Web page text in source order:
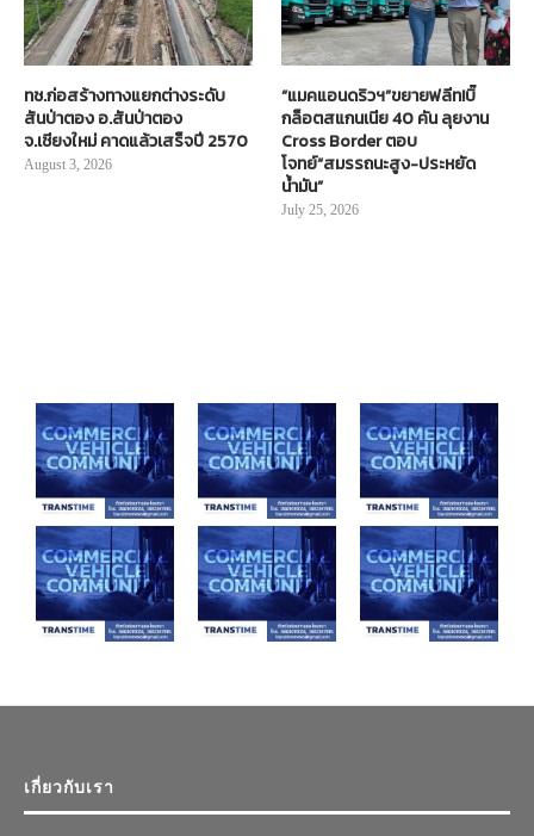
ทช.ก่อสร้างทางแยกต่างระดับ
สันป่าตอง อ.สันป่าตอง
จ.เชียงใหม่ คาดแล้วเสร็จปี 2570
August 3, 2026
“แมคแอนดริวฯ”ขยายฟลีท!บิ๊
กล็อตสแกนเนีย 40 คัน ลุยงาน
Cross Border ตอบ
โจทย์“สมรรถนะสูง-ประหยัด
น้ำมัน”
July 25, 2026
เกี่ยวกับเรา